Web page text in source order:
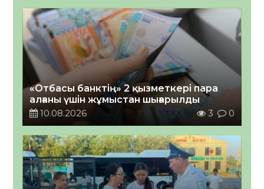
«Отбасы банктің» 2 қызметкері пара
алғаны үшін жұмыстан шығарылды
10.08.2026
3 0